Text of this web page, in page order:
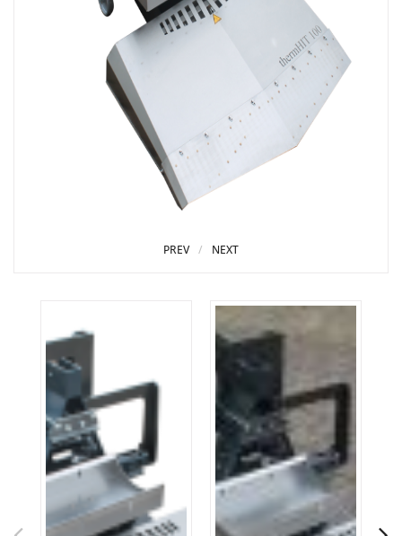
PREV NEXT